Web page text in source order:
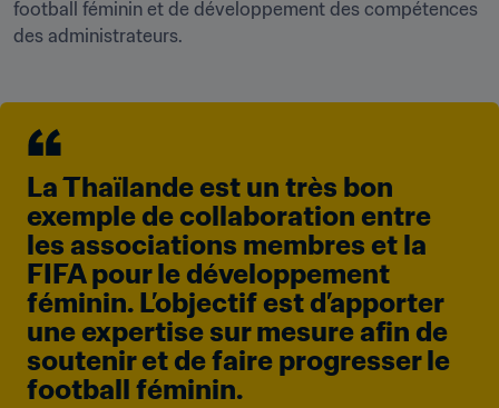
football féminin et de développement des compétences
La Thaïlande est un très bon
exemple de collaboration entre
les associations membres et la
FIFA pour le développement
féminin. L’objectif est d’apporter
une expertise sur mesure afin de
soutenir et de faire progresser le
football féminin.